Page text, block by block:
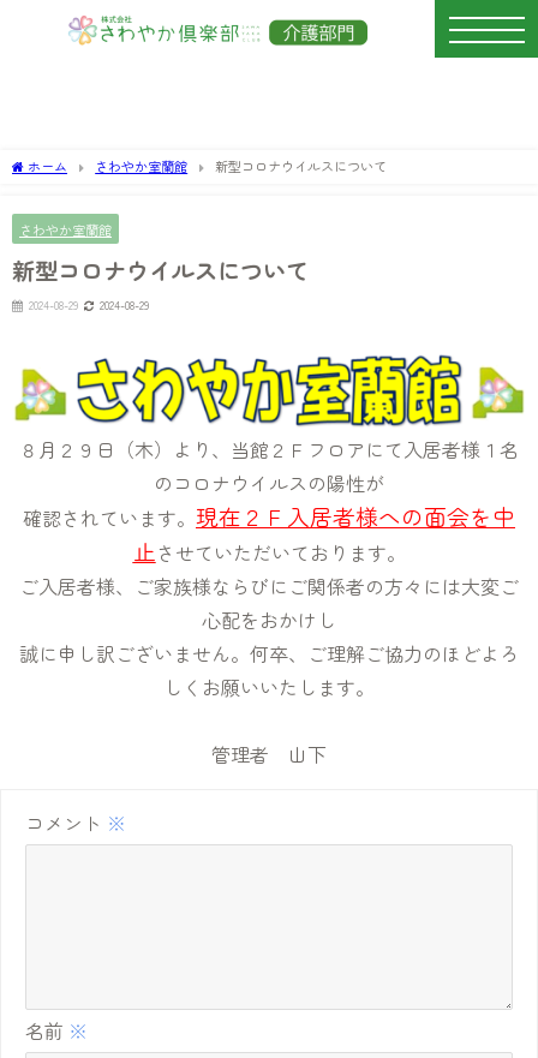
ホーム さわやか室蘭館 新型コロナウイルスについて
さわやか室蘭館
新型コロナウイルスについて
2024-08-29 2024-08-29
８月２９日（木）より、当館２Ｆフロアにて入居者様１名
のコロナウイルスの陽性が
確認されています。 現在２Ｆ入居者様への面会を中
止 させていただいております。
ご入居者様、ご家族様ならびにご関係者の方々には大変ご
心配をおかけし
誠に申し訳ございません。何卒、ご理解ご協力のほどよろ
しくお願いいたします。
管理者 山下
コメント ※
名前 ※